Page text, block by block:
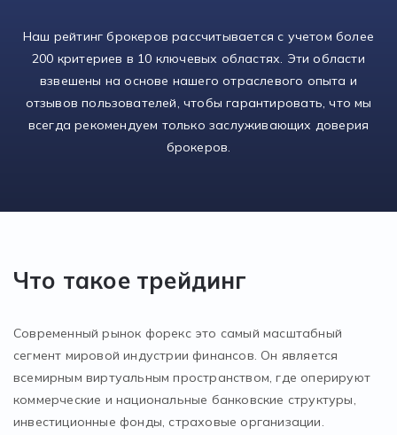
Наш рейтинг брокеров рассчитывается с учетом более
200 критериев в 10 ключевых областях. Эти области
взвешены на основе нашего отраслевого опыта и
отзывов пользователей, чтобы гарантировать, что мы
всегда рекомендуем только заслуживающих доверия
брокеров.
Что такое трейдинг
Современный рынок форекс это самый масштабный
сегмент мировой индустрии финансов. Он является
всемирным виртуальным пространством, где оперируют
коммерческие и национальные банковские структуры,
инвестиционные фонды, страховые организации.